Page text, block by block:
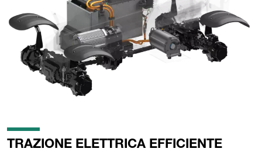
TRAZIONE ELETTRICA EFFICIENTE